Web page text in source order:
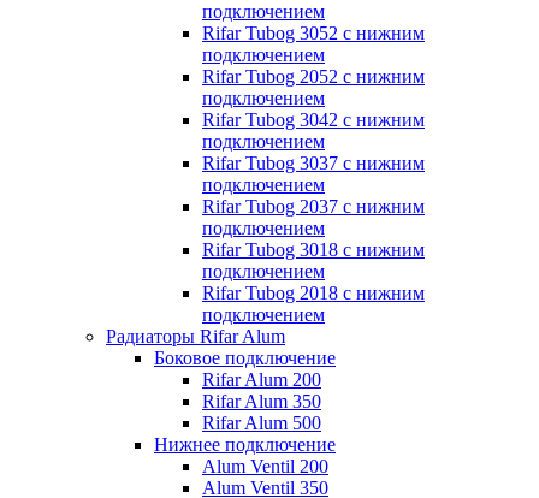
подключением
Rifar Tubog 3052 с нижним
подключением
Rifar Tubog 2052 с нижним
подключением
Rifar Tubog 3042 с нижним
подключением
Rifar Tubog 3037 с нижним
подключением
Rifar Tubog 2037 с нижним
подключением
Rifar Tubog 3018 с нижним
подключением
Rifar Tubog 2018 с нижним
подключением
Радиаторы Rifar Alum
Боковое подключение
Rifar Alum 200
Rifar Alum 350
Rifar Alum 500
Нижнее подключение
Alum Ventil 200
Alum Ventil 350